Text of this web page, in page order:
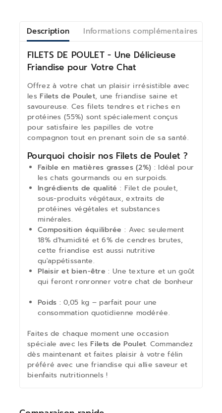
Description Informations complémentaires
FILETS DE POULET - Une Délicieuse
Friandise pour Votre Chat
Offrez à votre chat un plaisir irrésistible avec
lesFilets de Poulet, une friandise saine et
savoureuse. Ces filets tendres et riches en
protéines (55%) sont spécialement conçus
pour satisfaire les papilles de votre
compagnon tout en prenant soin de sa santé.
Pourquoi choisir nos Filets de Poulet ?
Faible en matières grasses (2%) : Idéal pour
les chats gourmands ou en surpoids.
Ingrédients de qualité : Filet de poulet,
sous-produits végétaux, extraits de
protéines végétales et substances
minérales.
Composition équilibrée : Avec seulement
18% d'humidité et 6% de cendres brutes,
cette friandise est aussi nutritive
qu'appétissante.
Plaisir et bien-être : Une texture et un goût
qui feront ronronner votre chat de bonheur
Poids : 0,05 kg – parfait pour une
consommation quotidienne modérée.
Faites de chaque moment une occasion
spéciale avec lesFilets de Poulet. Commandez
dès maintenant et faites plaisir à votre félin
préféré avec une friandise qui allie saveur et
bienfaits nutritionnels !